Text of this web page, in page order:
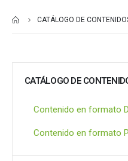
CATÁLOGO DE
CATÁLOGO DE
Contenido en formato
Contenido en formato